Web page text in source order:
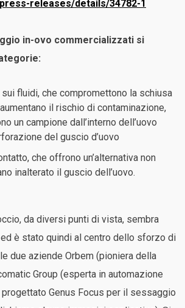
releases/details/34782-1
in-ovo commercializzati si
fluidi, che compromettono la schiusa
il rischio di contaminazione,
un campione dall’interno dell’uovo
del guscio d’uovo
che offrono un’alternativa non
inalterato il guscio dell’uovo.
da diversi punti di vista, sembra
è stato quindi al centro dello sforzo di
due aziende Orbem (pioniera della
Group (esperta in automazione
progettato Genus Focus per il sessaggio